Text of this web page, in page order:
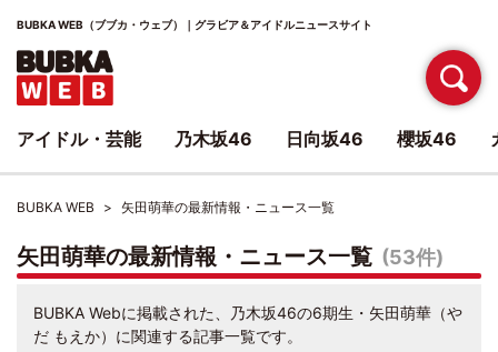
BUBKA WEB（ブブカ・ウェブ）｜グラビア＆アイドルニュースサイト
BUBKA WEB 矢田萌華の最新情報・ニュース一覧
矢田萌華の最新情報・ニュース一覧 (53件)
BUBKA Webに掲載された、乃木坂46の6期生・矢田萌華（や
だ もえか）に関連する記事一覧です。
アイドル・芸能 乃木坂46 日向坂46 櫻坂46